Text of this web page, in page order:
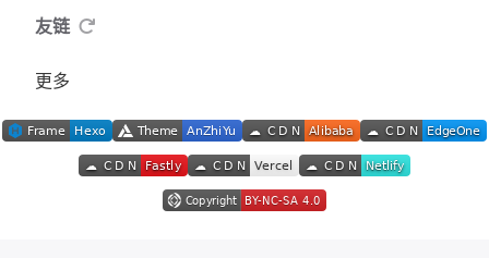
友链
更多